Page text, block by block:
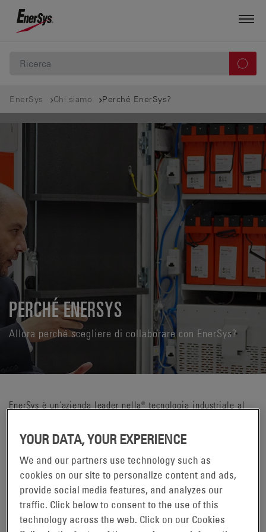
EnerSys Chi siamo Perché EnerSys?
PERCHÉ ENERSYS
Allora perché scegliere di collaborare con EnerSys?
EnerSys è un'azienda leader nella® tecnologia industriale al
energia mission-critical che soddisfano la crescente domanda
di efficienza energetica, affidabilità e sostenibilità. Siamo
guidati dalla passione di fornire alle persone di tutto il mondo
un'energia accessibile per aiutarle a lavorare e vivere meglio.
Il nostro è un mondo di miglioramento continuo, reso
possibile dalla nostra vasta rete di team e partner in tutto il
mondo che utilizzano il patrimonio collettivo di competenze
YOUR DATA, YOUR EXPERIENCE
We and our partners use technology such as
cookies on our site to personalize content and ads,
provide social media features, and analyzes our
traffic. Click below to consent to the use of this
technology across the web. Click on our Cookies